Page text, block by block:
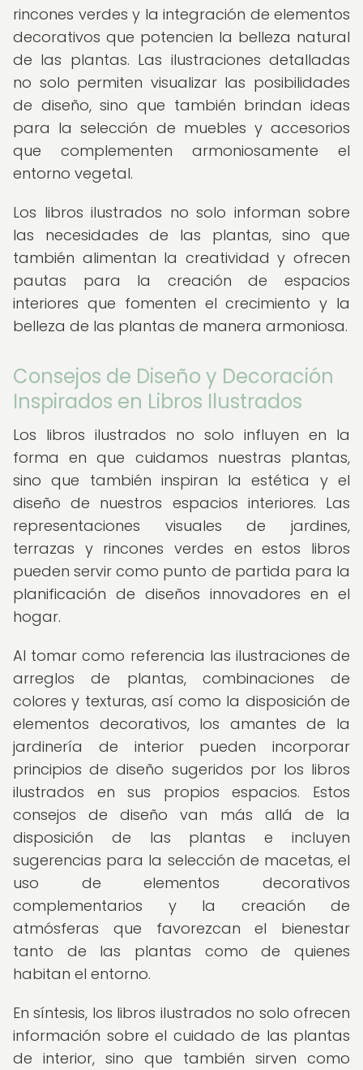
rincones verdes y la integración de elementos
decorativos que potencien la belleza natural
de las plantas. Las ilustraciones detalladas
no solo permiten visualizar las posibilidades
de diseño, sino que también brindan ideas
para la selección de muebles y accesorios
que complementen armoniosamente el
entorno vegetal.
Los libros ilustrados no solo informan sobre
las necesidades de las plantas, sino que
también alimentan la creatividad y ofrecen
pautas para la creación de espacios
interiores que fomenten el crecimiento y la
belleza de las plantas de manera armoniosa.
Consejos de Diseño y Decoración
Inspirados en Libros Ilustrados
Los libros ilustrados no solo influyen en la
forma en que cuidamos nuestras plantas,
sino que también inspiran la estética y el
diseño de nuestros espacios interiores. Las
representaciones visuales de jardines,
terrazas y rincones verdes en estos libros
pueden servir como punto de partida para la
planificación de diseños innovadores en el
hogar.
Al tomar como referencia las ilustraciones de
arreglos de plantas, combinaciones de
colores y texturas, así como la disposición de
elementos decorativos, los amantes de la
jardinería de interior pueden incorporar
principios de diseño sugeridos por los libros
ilustrados en sus propios espacios. Estos
consejos de diseño van más allá de la
disposición de las plantas e incluyen
sugerencias para la selección de macetas, el
uso de elementos decorativos
complementarios y la creación de
atmósferas que favorezcan el bienestar
tanto de las plantas como de quienes
habitan el entorno.
En síntesis, los libros ilustrados no solo ofrecen
información sobre el cuidado de las plantas
de interior, sino que también sirven como